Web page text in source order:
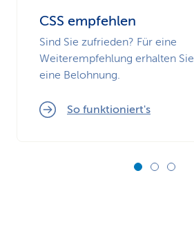
CSS empfehlen
Sind Sie zufrieden? Für eine
Weiterempfehlung erhalten Sie
eine Belohnung.
So funktioniert's